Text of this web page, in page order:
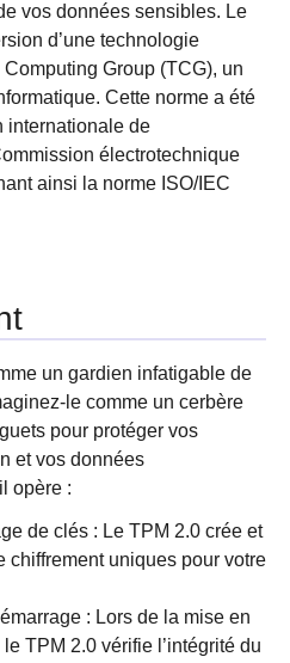
vos données sensibles. Le
d’une technologie
Group (TCG), un
Cette norme a été
internationale de
électrotechnique
ainsi la norme ISO/IEC
un gardien infatigable de
le comme un cerbère
pour protéger vos
et vos données
opère :
de clés : Le TPM 2.0 crée et
chiffrement uniques pour votre
: Lors de la mise en
TPM 2.0 vérifie l’intégrité du